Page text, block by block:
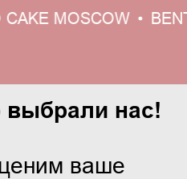
CAKE MOSCOW
выбрали нас!
ваше